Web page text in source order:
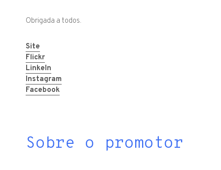
Obrigada a todos.
Site
Flickr
LinkeIn
Instagram
Facebook
Sobre o promotor